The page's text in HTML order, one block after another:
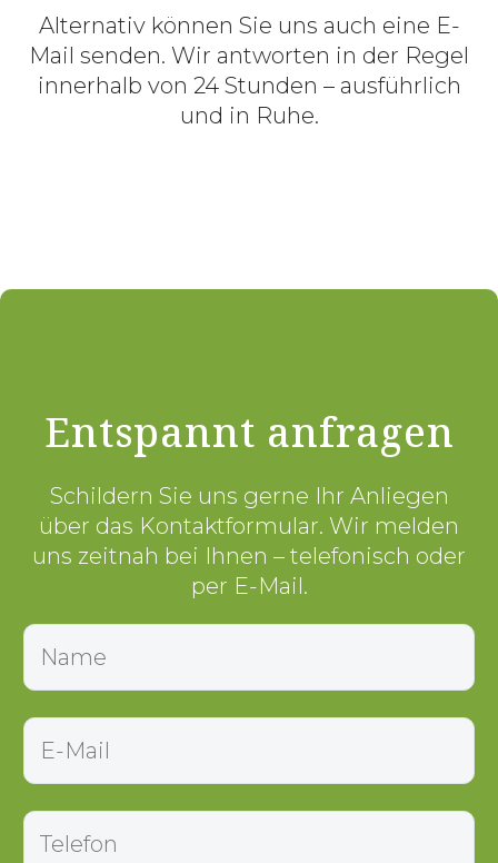
Alternativ können Sie uns auch eine E-
Mail senden. Wir antworten in der Regel
innerhalb von 24 Stunden – ausführlich
und in Ruhe.
Entspannt anfragen
Schildern Sie uns gerne Ihr Anliegen
über das Kontaktformular. Wir melden
uns zeitnah bei Ihnen – telefonisch oder
per E-Mail.